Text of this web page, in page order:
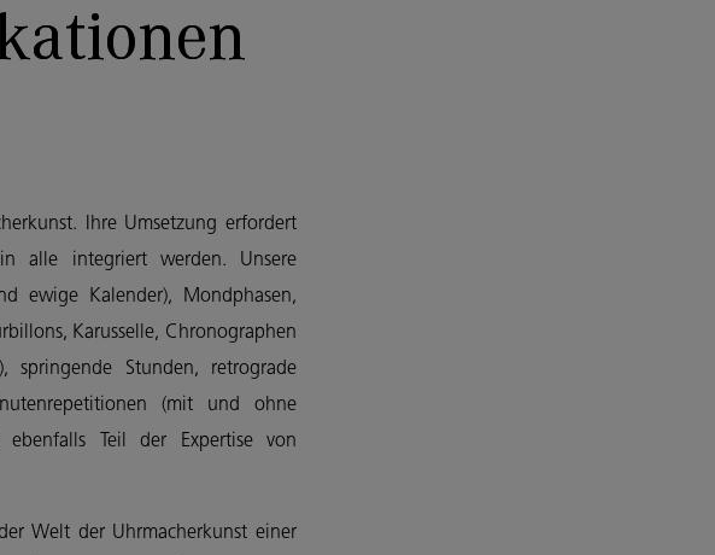
Ihre Umsetzung erfordert
alle integriert werden. Unsere
ewige Kalender), Mondphasen,
Karusselle, Chronographen
springende Stunden, retrograde
(mit und ohne
Teil der Expertise von
Welt der Uhrmacherkunst einer